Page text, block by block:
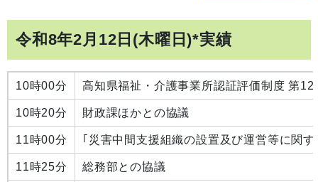
令和8年2月12日(木曜日)*実績
10時00分 高知県福祉・介護事業所認証評価制度 第12
10時20分 財政課ほかとの協議
11時00分 ｢災害中間支援組織の設置及び運営等に関
11時25分 総務部との協議